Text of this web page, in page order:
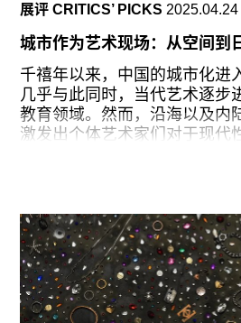
我的作品有点像做某个事情，
撞，写。很好描述，就像一个
一些表演性或仪式感，比如说
怎么放置墨水桶，怎么在墙上
之后，我整理了一下行走的数
每七圈撞击一次墙面，21是一
是1647次撞击，11529是走的
从这20年间写作的诗歌中选了
动具体化，也是智能时代的现
行走的步数以及心率等，都被
展评 CRITICS’ PICKS 2025.04.24
城市作为艺术现场：从空间到
千禧年以来，中国的城市化进
几乎与此同时，当代艺术逐步
教育领域。然而，沿海以及内
激发出个体艺术家们对于现代
见的倦怠进行着抵抗或反思。
围之外，打开了对于现实的讨
动摄影”（2023）与郑国谷的“
（2024）项目，分别以直接
逃逸至内观体系的方式来转化
市化之间的张力。